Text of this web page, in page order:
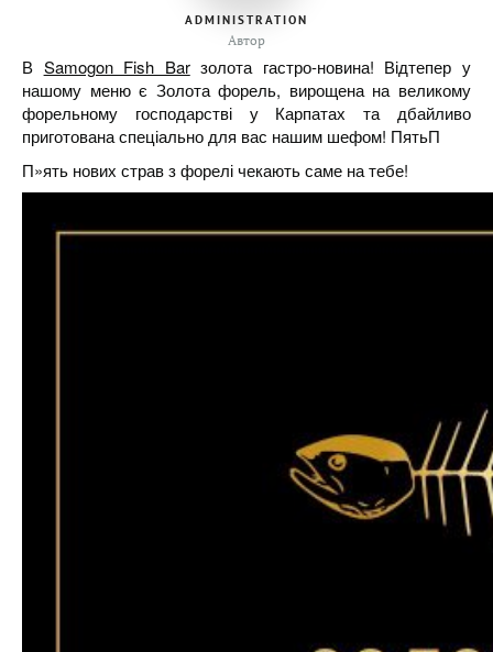
ADMINISTRATION
Автор
В Samogon Fish Barзолота гастро-новина! Відтепер у
нашому меню є Золота форель, вирощена на великому
форельному господарстві у Карпатах та дбайливо
приготована спеціально для вас нашим шефом! ПятьП
П»ять нових страв з форелі чекають саме на тебе!